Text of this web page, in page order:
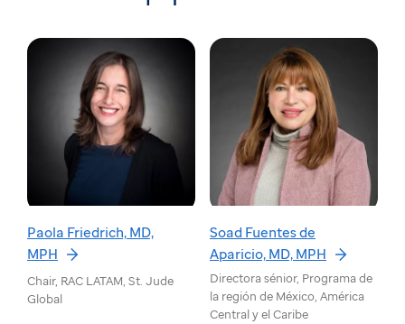
Paola Friedrich, MD,
MPH
Chair, RAC LATAM, St. Jude
Global
Soad Fuentes de
Aparicio, MD, MPH
Directora sénior, Programa de
la región de México, América
Central y el Caribe